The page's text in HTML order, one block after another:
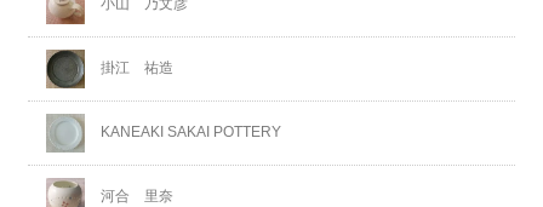
小山 乃文彦
掛江 祐造
KANEAKI SAKAI POTTERY
河合 里奈